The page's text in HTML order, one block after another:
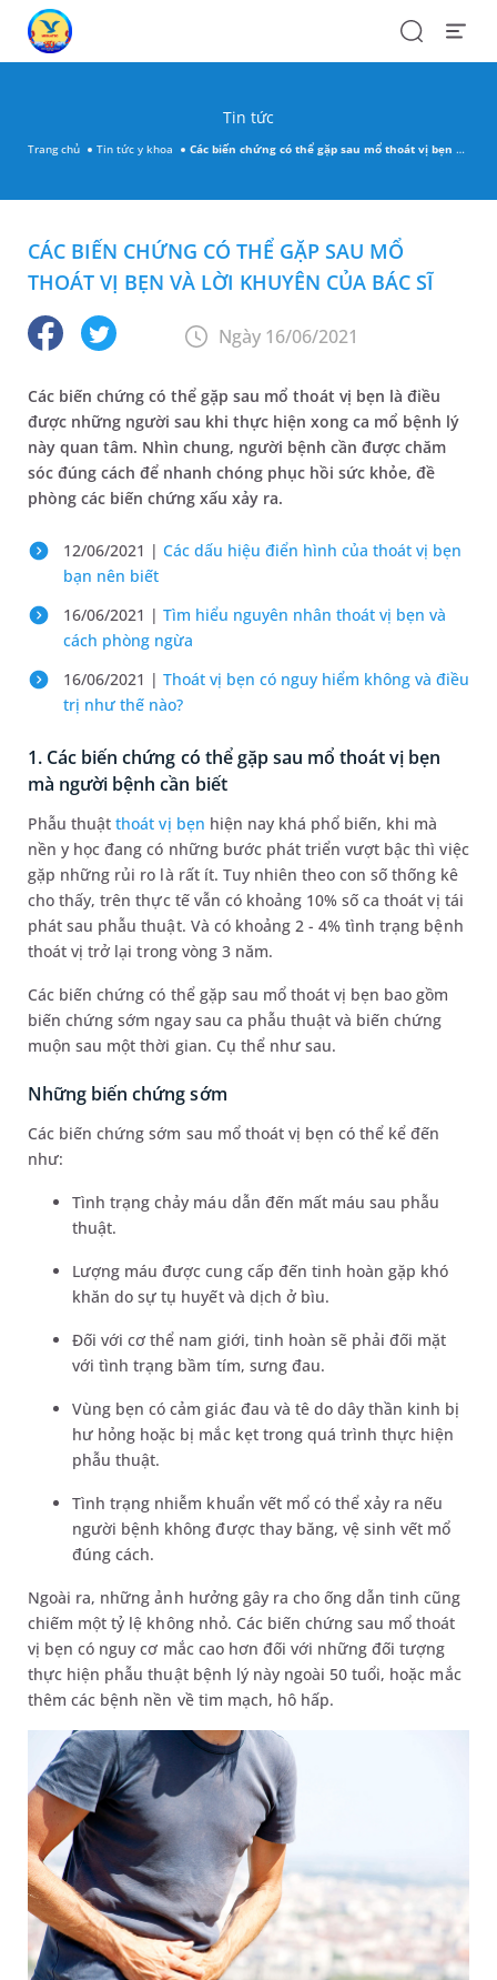
SearchOpen
Tin tức
Trang chủ Tin tức y khoa Các biến chứng có thể gặp sau mổ thoát vị bẹn và lời khuyên của bác sĩ
CÁC BIẾN CHỨNG CÓ THỂ GẶP SAU MỔ
THOÁT VỊ BẸN VÀ LỜI KHUYÊN CỦA BÁC SĨ
Ngày 16/06/2021
Các biến chứng có thể gặp sau mổ thoát vị bẹn là điều
được những người sau khi thực hiện xong ca mổ bệnh lý
này quan tâm. Nhìn chung, người bệnh cần được chăm
sóc đúng cách để nhanh chóng phục hồi sức khỏe, đề
phòng các biến chứng xấu xảy ra.
12/06/2021 | Các dấu hiệu điển hình của thoát vị bẹn
bạn nên biết
16/06/2021 | Tìm hiểu nguyên nhân thoát vị bẹn và
cách phòng ngừa
16/06/2021 | Thoát vị bẹn có nguy hiểm không và điều
trị như thế nào?
1. Các biến chứng có thể gặp sau mổ thoát vị bẹn
mà người bệnh cần biết
Phẫu thuậtthoát vị bẹn hiện nay khá phổ biến, khi mà
nền y học đang có những bước phát triển vượt bậc thì việc
gặp những rủi ro là rất ít. Tuy nhiên theo con số thống kê
cho thấy, trên thực tế vẫn có khoảng 10% số ca thoát vị tái
phát sau phẫu thuật. Và có khoảng 2 - 4% tình trạng bệnh
thoát vị trở lại trong vòng 3 năm.
Các biến chứng có thể gặp sau mổ thoát vị bẹn bao gồm
biến chứng sớm ngay sau ca phẫu thuật và biến chứng
muộn sau một thời gian. Cụ thể như sau.
Những biến chứng sớm
Các biến chứng sớm sau mổ thoát vị bẹn có thể kể đến
như:
Tình trạng chảy máu dẫn đến mất máu sau phẫu
thuật.
Lượng máu được cung cấp đến tinh hoàn gặp khó
khăn do sự tụ huyết và dịch ở bìu.
Đối với cơ thể nam giới, tinh hoàn sẽ phải đối mặt
với tình trạng bầm tím, sưng đau.
Vùng bẹn có cảm giác đau và tê do dây thần kinh bị
hư hỏng hoặc bị mắc kẹt trong quá trình thực hiện
phẫu thuật.
Tình trạng nhiễm khuẩn vết mổ có thể xảy ra nếu
người bệnh không được thay băng, vệ sinh vết mổ
đúng cách.
Ngoài ra, những ảnh hưởng gây ra cho ống dẫn tinh cũng
chiếm một tỷ lệ không nhỏ. Các biến chứng sau mổ thoát
vị bẹn có nguy cơ mắc cao hơn đối với những đối tượng
thực hiện phẫu thuật bệnh lý này ngoài 50 tuổi, hoặc mắc
thêm các bệnh nền về tim mạch, hô hấp.